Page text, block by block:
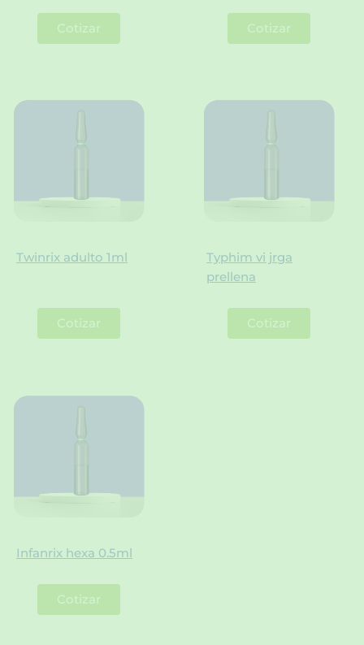
Cotizar Cotizar
Twinrix adulto 1ml
Cotizar
Typhim vi jrga
prellena
Cotizar
Infanrix hexa 0.5ml
Cotizar